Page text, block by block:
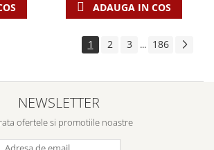
ADAUGA IN COS
1 2 3 ... 186
NEWSLETTER
ofertele si promotiile noastre